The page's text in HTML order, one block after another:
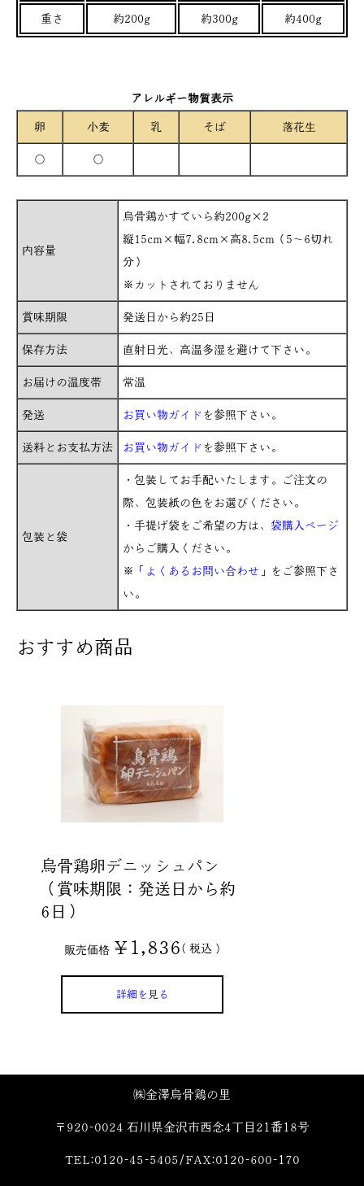
重さ 約200g 約300g 約400g
アレルギー物質表示
卵 小麦 乳 そば 落花生
○ ○
内容量
烏骨鶏かすていら約200g×2
縦15cm×幅7.8cm×高8.5cm（5～6切れ
分）
※カットされておりません
賞味期限 発送日から約25日
保存方法 直射日光、高温多湿を避けて下さい。
お届けの温度帯 常温
発送 お買い物ガイド を参照下さい。
送料とお支払方法 お買い物ガイド を参照下さい。
包装と袋
・包装してお手配いたします。ご注文の
際、包装紙の色をお選びください。
・手提げ袋をご希望の方は、 袋購入ページ
からご購入ください。
※
「よくあるお問い合わせ」
をご参照下さ
い。
おすすめ商品
烏骨鶏卵デニッシュパン
（賞味期限：発送日から約
6日）
販売価格 ¥ 1,836 税込
詳細を見る
㈱金澤烏骨鶏の里
〒920-0024 石川県金沢市西念4丁目21番18号
TEL:0120-45-5405/FAX:0120-600-170